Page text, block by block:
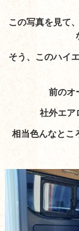
この写真を見て
そう、このハイ
前のオ
社外エア
相当色んなとこ